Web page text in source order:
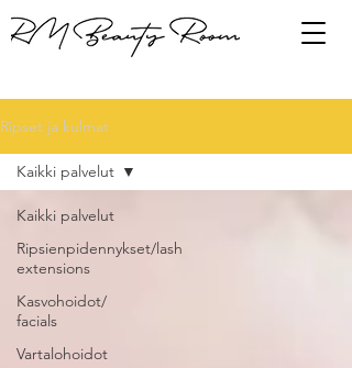
Ripset ja kulmat
Kaikki palvelut
Ripsienpidennykset/lash
extensions
Kasvohoidot/
facials
Vartalohoidot
Kaikki palvelut